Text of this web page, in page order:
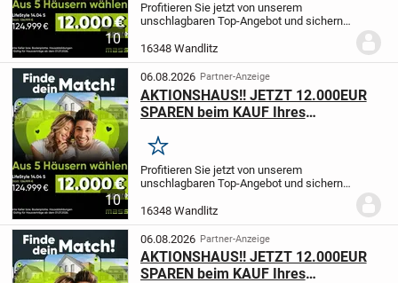
10
Profitieren Sie jetzt von unserem
unschlagbaren Top-Angebot und sichern
für eins unserer 5 Top-Seller. Jetzt
zuschlagen und dem Traum des
Eigenheims...
16348 Wandlitz
10
06.08.2026 Partner-Anzeige
AKTIONSHAUS!! JETZT 12.000EUR
SPAREN beim KAUF Ihres
Merken
Profitieren Sie jetzt von unserem
unschlagbaren Top-Angebot und sichern
für eins unserer 5 Top-Seller. Jetzt
zuschlagen und dem Traum des
Eigenheims...
16348 Wandlitz
06.08.2026 Partner-Anzeige
AKTIONSHAUS!! JETZT 12.000EUR
SPAREN beim KAUF Ihres